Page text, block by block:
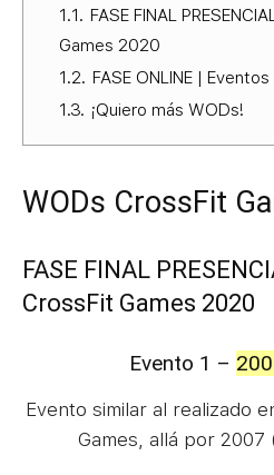
1.1. FASE FINAL
Games 2020
1.2. FASE ONLINE |
1.3. ¡Quiero más WODs!
WODs CrossFit
FASE FINAL
CrossFit Games 2020
Evento 1 –
Evento similar al realizado
Games, allá por